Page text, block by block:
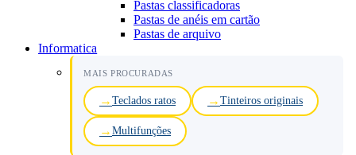
Pastas classificadoras
Pastas de anéis em cartão
Pastas de arquivo
Informatica
MAIS PROCURADAS
Teclados ratos Tinteiros originais
Multifunções